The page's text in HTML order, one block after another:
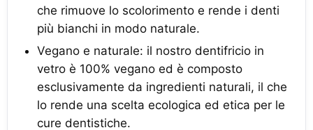
che rimuove lo scolorimento e rende i denti
più bianchi in modo naturale.
Vegano e naturale: il nostro dentifricio in
vetro è 100% vegano ed è composto
esclusivamente da ingredienti naturali, il che
lo rende una scelta ecologica ed etica per le
cure dentistiche.